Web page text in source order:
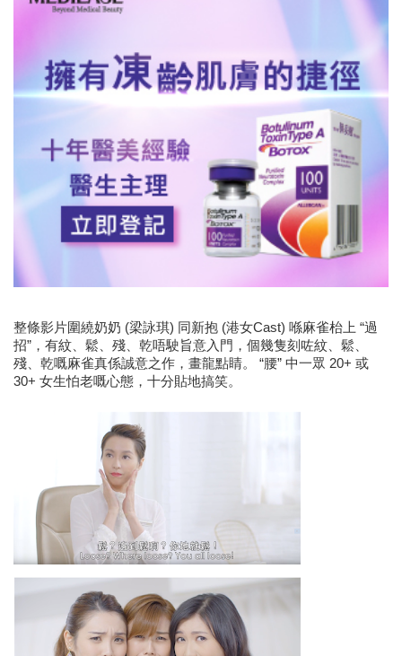
整條影片圍繞奶奶 (梁詠琪) 同新抱 (港女Cast) 喺麻雀枱上 “過
招”，有紋、鬆、殘、乾唔駛旨意入門，個幾隻刻咗紋、鬆、
殘、乾嘅麻雀真係誠意之作，畫龍點睛。 “腰” 中一眾 20+ 或
30+ 女生怕老嘅心態，十分貼地搞笑。